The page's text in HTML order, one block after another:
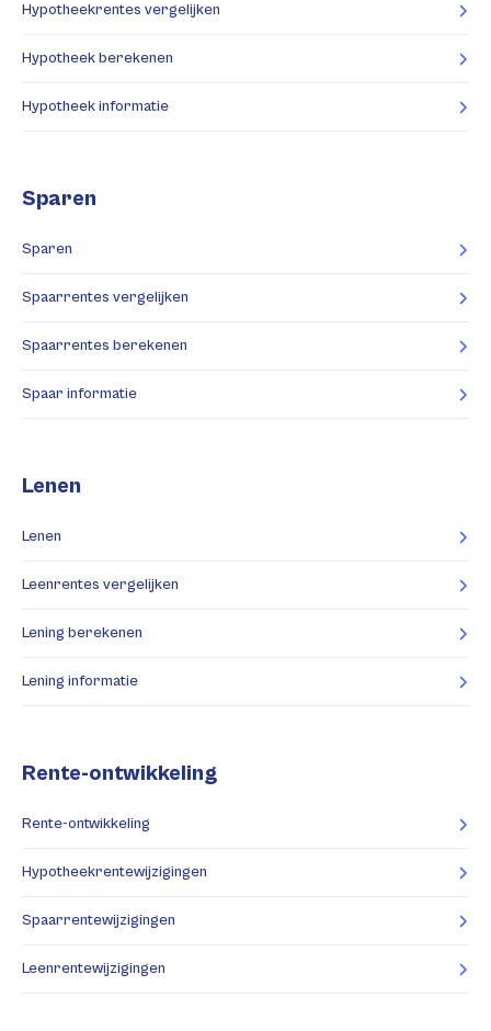
Hypotheekrentes vergelijken
Hypotheek berekenen
Hypotheek informatie
Sparen
Sparen
Spaarrentes vergelijken
Spaarrentes berekenen
Spaar informatie
Lenen
Lenen
Leenrentes vergelijken
Lening berekenen
Lening informatie
Rente-ontwikkeling
Rente-ontwikkeling
Hypotheekrentewijzigingen
Spaarrentewijzigingen
Leenrentewijzigingen